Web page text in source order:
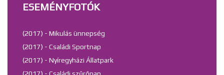
ESEMÉNYFOTÓK
(2017) - Mikulás ünnepség
(2017) - Családi Sportnap
(2017) - Nyíregyházi Állatpark
(2017) - Családi szűrőnap